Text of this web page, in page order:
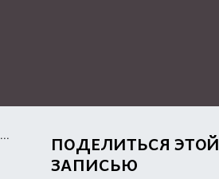
ПОДЕЛИТЬСЯ ЭТОЙ
ЗАПИСЬЮ